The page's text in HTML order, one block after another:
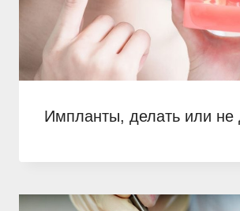
Импланты, делать или не